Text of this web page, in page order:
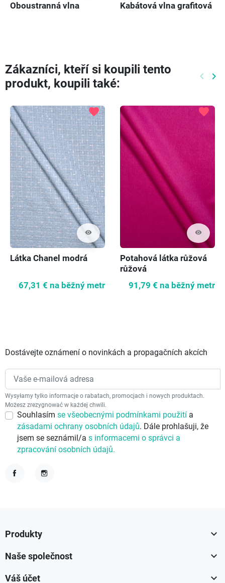
Oboustranná vlna Kabátová vlna grafitová
Zákazníci, kteří si koupili tento
produkt, koupili také:
keyboard_arrow_left keyboard_arrow_right
visibility
favorite
Látka Chanel modrá
67,31 € na běžný metr
visibility
favorite
Potahová látka růžová
růžová
91,79 € na běžný metr
Dostávejte oznámení o novinkách a propagačních akcích
Wysyłamy tylko informacje o rabatach, promocjach i nowych produktach.
Możesz zrezygnować w każdej chwili.
Souhlasím se všeobecnými podmínkami použití a
zásadami ochrany osobních údajů. Dále prohlašuji, že
jsem se seznámil/a s informacemi o správci a
zpracování osobních údajů.
Produkty 
Naše společnost 
Váš účet 